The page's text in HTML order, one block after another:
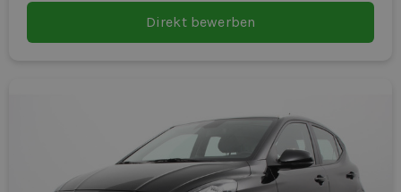
Direkt bewerben